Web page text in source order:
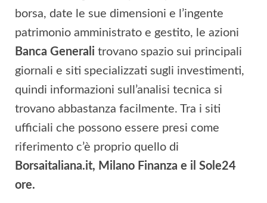
borsa, date le sue dimensioni e l’ingente
patrimonio amministrato e gestito, le azioni
Banca Generali trovano spazio sui principali
giornali e siti specializzati sugli investimenti,
quindi informazioni sull’analisi tecnica si
trovano abbastanza facilmente. Tra i siti
ufficiali che possono essere presi come
riferimento c’è proprio quello di
Borsaitaliana.it, Milano Finanza e il Sole24
ore.